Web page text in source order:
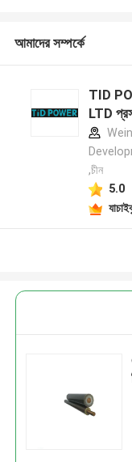
আমাদের সম্পর্কে
TID
LTD
,চীন
5.0